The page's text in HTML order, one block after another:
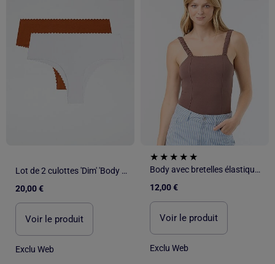
Lot de 2 culottes 'Dim' 'Body touch'
20,00 €
Voir le produit
Exclu Web
Body avec bretelles élastiquées
12,00 €
Voir le produit
Exclu Web